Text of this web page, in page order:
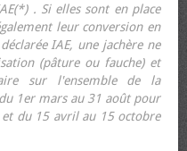
. Si elles sont en place
leur conversion en
IAE, une jachère ne
(pâture ou fauche) et
sur l'ensemble de la
1er mars au 31 août pour
et du 15 avril au 15 octobre